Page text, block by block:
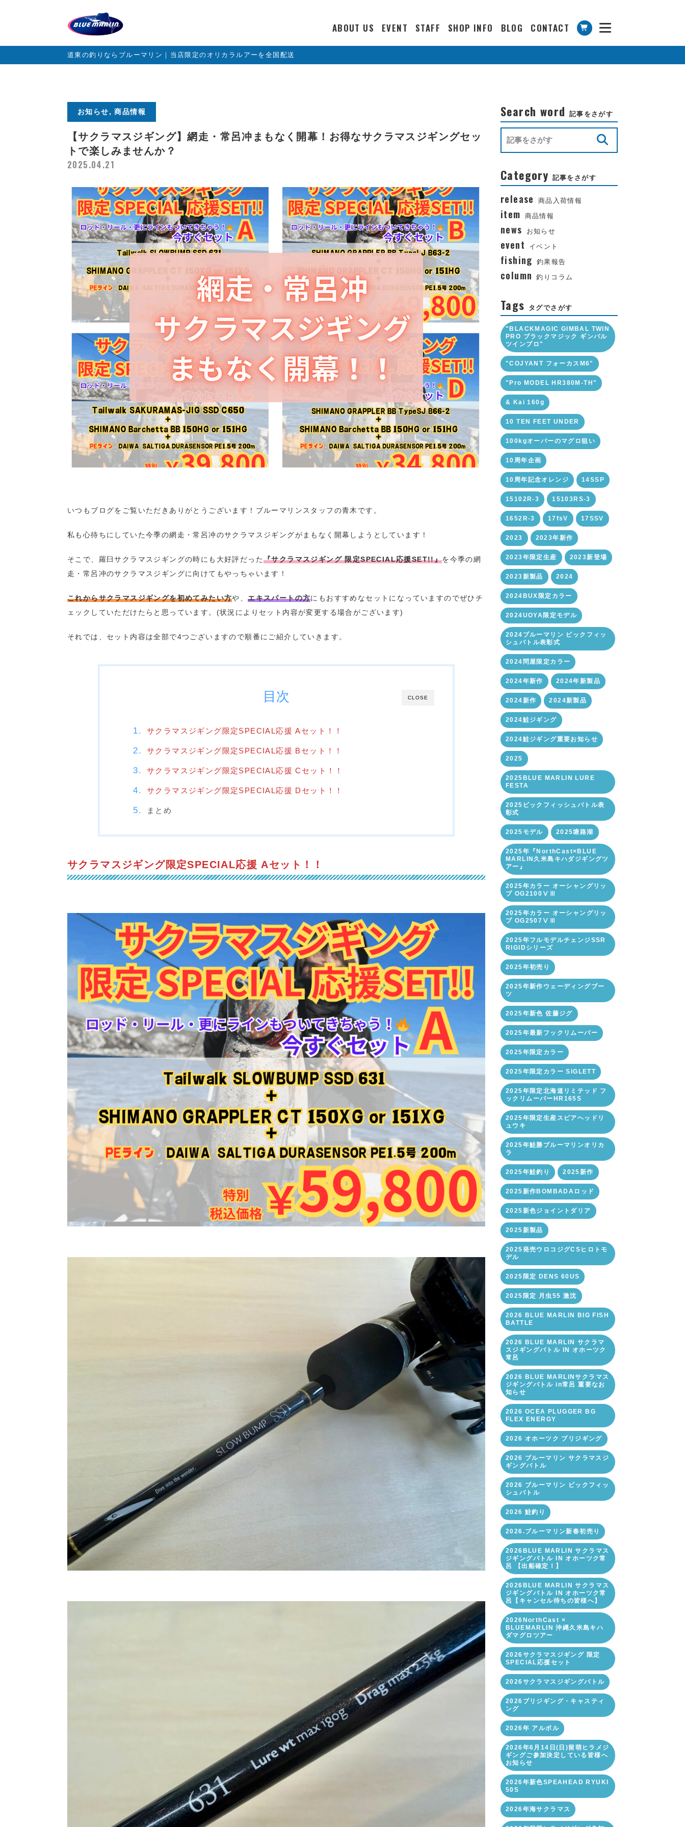
ABOUT US EVENT STAFF SHOP INFO BLOG CONTACT
道東の釣りならブルーマリン｜当店限定のオリカラルアーを全国配送
お知らせ, 商品情報
【サクラマスジギング】網走・常呂冲まもなく開幕！お得なサクラマスジギングセッ
トで楽しみませんか？
2025.04.21
いつもブログをご覧いただきありがとうございます！ブルーマリンスタッフの青木です。
私も心待ちにしていた今季の網走・常呂冲のサクラマスジギングがまもなく開幕しようとしています！
そこで、羅臼サクラマスジギングの時にも大好評だった『サクラマスジギング 限定SPECIAL応援SET!!』を今季の網
走・常呂冲のサクラマスジギングに向けてもやっちゃいます！
これからサクラマスジギングを初めてみたい方や、エキスパートの方にもおすすめなセットになっていますのでぜひチ
ェックしていただけたらと思っています。(状況によりセット内容が変更する場合がございます)
それでは、セット内容は全部で4つございますので順番にご紹介していきます。
CLOSE
目次
サクラマスジギング限定SPECIAL応援 Aセット！！
サクラマスジギング限定SPECIAL応援 Bセット！！
サクラマスジギング限定SPECIAL応援 Cセット！！
サクラマスジギング限定SPECIAL応援 Dセット！！
まとめ
サクラマスジギング限定SPECIAL応援 Aセット！！
Search word 記事をさがす
Category 記事をさがす
release 商品入荷情報
item 商品情報
news お知らせ
event イベント
fishing 釣果報告
column 釣りコラム
Tags タグでさがす
"BLACKMAGIC GIMBAL TWIN
PRO ブラックマジック ギンバル
ツインプロ"
"COJYANT フォーカスM6"
"Pro MODEL HR380M-TH"
& Kai 160g
10 TEN FEET UNDER
100kgオーバーのマグロ狙い
10周年企画
10周年記念オレンジ 14SSP
15102R-3 15103RS-3
1652R-3 17fsV 17SSV
2023 2023年新作
2023年限定生産 2023新登場
2023新製品 2024
2024BUX限定カラー
2024UOYA限定モデル
2024ブルーマリン ビックフィッ
シュバトル表彰式
2024問屋限定カラー
2024年新作 2024年新製品
2024新作 2024新製品
2024鮭ジギング
2024鮭ジギング重要お知らせ
2025
2025BLUE MARLIN LURE
FESTA
2025ビックフィッシュバトル表
彰式
2025モデル 2025塘路湖
2025年『NorthCast×BLUE
MARLIN久米島キハダジギングツ
アー』
2025年カラー オーシャングリッ
プ OG2100ⅤⅢ
2025年カラー オーシャングリッ
プ OG2507ⅤⅢ
2025年フルモデルチェンジSSR
RIGIDシリーズ
2025年初売り
2025年新作ウェーディングブー
ツ
2025年新色 佐藤ジグ
2025年最新フックリムーバー
2025年限定カラー
2025年限定カラー SIGLETT
2025年限定北海道リミテッド フ
ックリムーバーHR165S
2025年限定生産スピアヘッドリ
ュウキ
2025年鮭勝ブルーマリンオリカ
ラ
2025年鮭釣り 2025新作
2025新作BOMBADAロッド
2025新色ジョイントダリア
2025新製品
2025発売ウロコジグCSヒロトモ
デル
2025限定 DENS 60US
2025限定 月虫55 激沈
2026 BLUE MARLIN BIG FISH
BATTLE
2026 BLUE MARLIN サクラマ
スジギングバトル IN オホーツク
常呂
2026 BLUE MARLINサクラマス
ジギングバトル in常呂 重要なお
知らせ
2026 OCEA PLUGGER BG
FLEX ENERGY
2026 オホーツク ブリジギング
2026 ブルーマリン サクラマスジ
ギングバトル
2026 ブルーマリン ビックフィッ
シュバトル
2026 鮭釣り
2026.ブルーマリン新春初売り
2026BLUE MARLIN サクラマス
ジギングバトル IN オホーツク常
呂 【出船確定！】
2026BLUE MARLIN サクラマス
ジギングバトル IN オホーツク常
呂【キャンセル待ちの皆様へ】
2026NorthCast ×
BLUEMARLIN 沖縄久米島キハ
ダマグロツアー
2026サクラマスジギング 限定
SPECIAL応援セット
2026サクラマスジギングバトル
2026ブリジギング・キャスティ
ング
2026年 アルボル
2026年6月14日(日)留萌ヒラメジ
ギングご参加決定している皆様へ
お知らせ
2026年新色SPEAHEAD RYUKI
50S
2026年海サクラマス